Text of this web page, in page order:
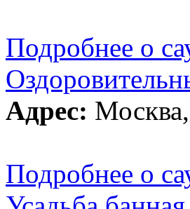
Подробнее о
Адрес:
Подробнее о